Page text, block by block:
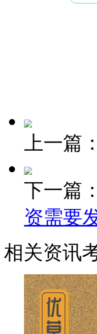
上一篇：
下一篇：
资需要
相关资讯